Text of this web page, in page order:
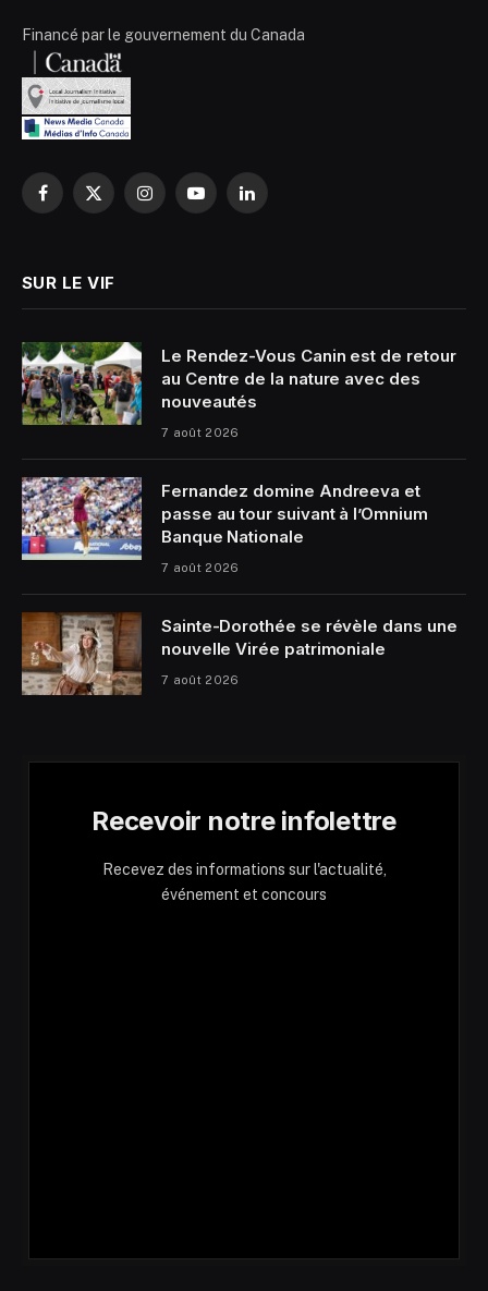
Financé par le gouvernement du Canada
Facebook
X
InstagramYouTubeLinkedIn
SUR LE VIF
Le Rendez-Vous Canin est de retour
au Centre de la nature avec des
nouveautés
7 août 2026
Fernandez domine Andreeva et
passe au tour suivant à l’Omnium
Banque Nationale
7 août 2026
Sainte-Dorothée se révèle dans une
nouvelle Virée patrimoniale
7 août 2026
Recevoir notre infolettre
Recevez des informations sur l'actualité,
événement et concours